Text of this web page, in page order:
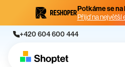
Potkáme se na
Přijď na největší
+420 604 600 444